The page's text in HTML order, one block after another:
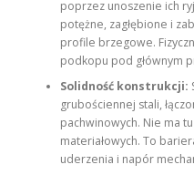
poprzez unoszenie ich
potężne, zagłębione i
profile brzegowe.
podkopu pod głównym
Solidność konstrukcji:
grubościennej stali,
pachwinowych. Nie ma
materiałowych. To
uderzenia i napór